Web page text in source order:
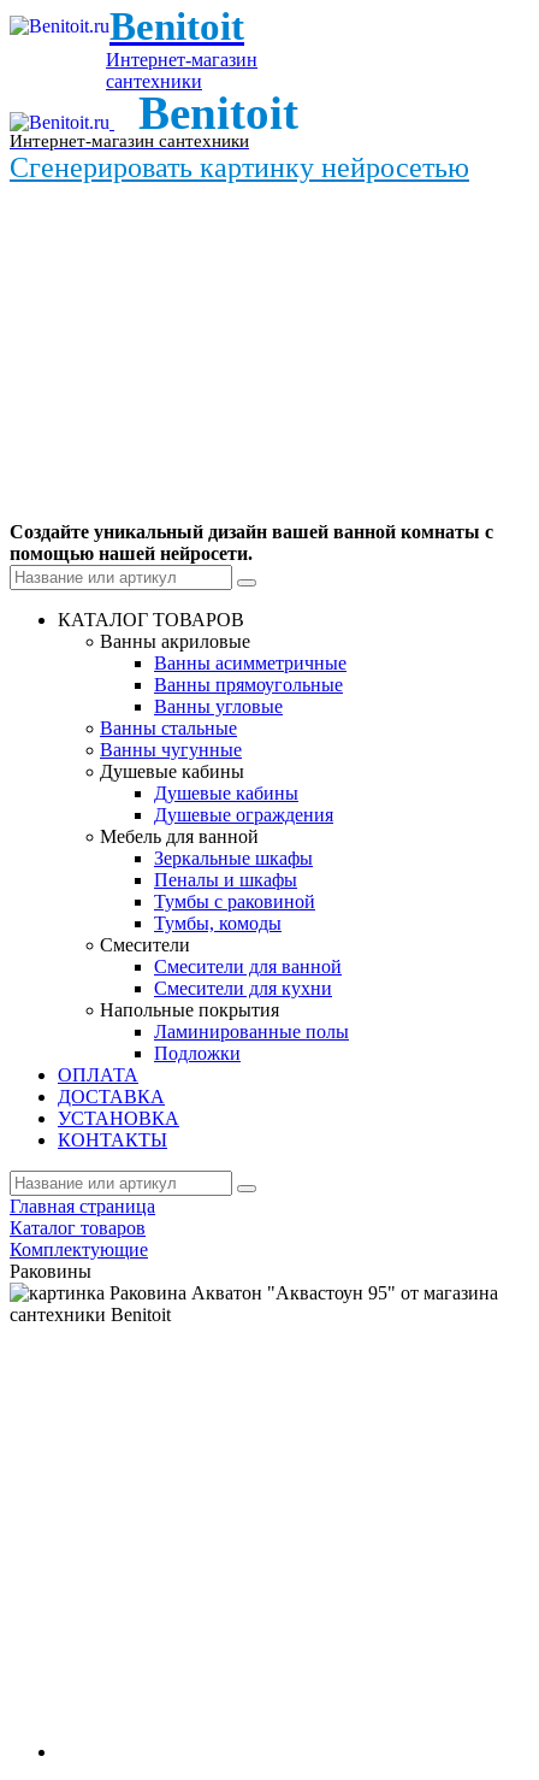
Benitoit
Интернет-магазин
сантехники
Benitoit
Интернет-магазин сантехники
Сгенерировать картинку нейросетью
Создайте уникальный дизайн вашей ванной комнаты с
помощью нашей нейросети.
КАТАЛОГ ТОВАРОВ
Ванны акриловые
Ванны асимметричные
Ванны прямоугольные
Ванны угловые
Ванны стальные
Ванны чугунные
Душевые кабины
Душевые кабины
Душевые ограждения
Мебель для ванной
Зеркальные шкафы
Пеналы и шкафы
Тумбы с раковиной
Тумбы, комоды
Смесители
Смесители для ванной
Смесители для кухни
Напольные покрытия
Ламинированные полы
Подложки
ОПЛАТА
ДОСТАВКА
УСТАНОВКА
КОНТАКТЫ
Главная страница
Каталог товаров
Комплектующие
Раковины